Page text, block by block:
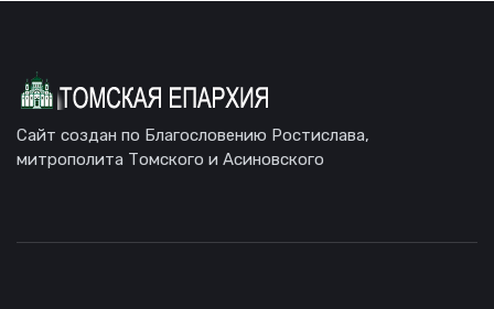
Сайт создан по Благословению Ростислава,
митрополита Томского и Асиновского